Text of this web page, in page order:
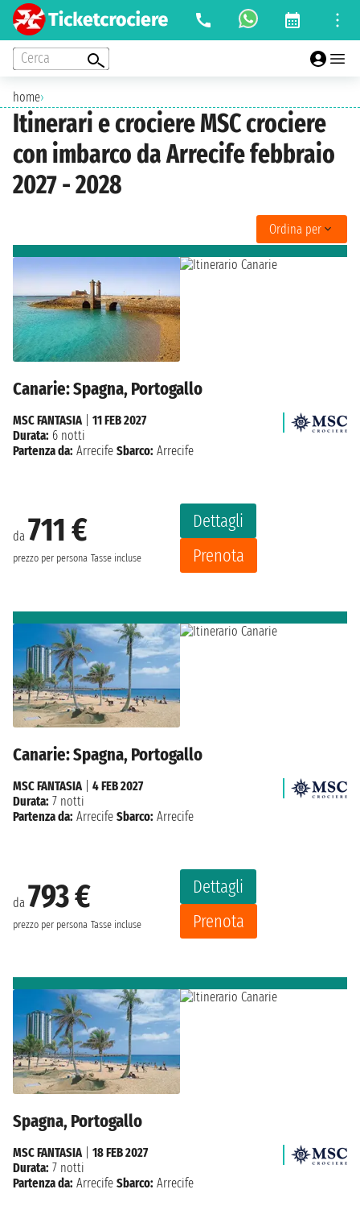
Cerca
home›
Itinerari e crociere MSC crociere
con imbarco da Arrecife febbraio
2027 - 2028
Ordina per
Canarie: Spagna, Portogallo
da 711 €
prezzo per persona Tasse incluse
Dettagli
Prenota
MSC FANTASIA
11 FEB 2027
Durata: 6 notti
Partenza da: Arrecife Sbarco: Arrecife
Canarie: Spagna, Portogallo
da 793 €
prezzo per persona Tasse incluse
Dettagli
Prenota
MSC FANTASIA| 4 FEB 2027
Durata: 7 notti
Partenza da: Arrecife Sbarco: Arrecife
Spagna, Portogallo
MSC FANTASIA| 18 FEB 2027
Durata: 7 notti
Partenza da: Arrecife Sbarco: Arrecife